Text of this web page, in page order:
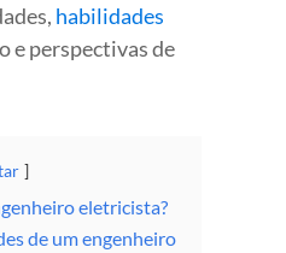
habilidades
e perspectivas de
eletricista?
de um engenheiro